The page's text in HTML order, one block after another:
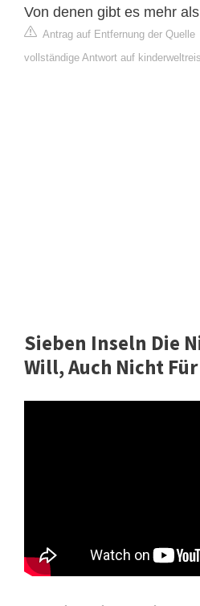
Von denen gibt es mehr
Antrag auf Entfernung der Quelle
vollständige Antwort auf
Sieben Inseln Die
Will, Auch Nicht